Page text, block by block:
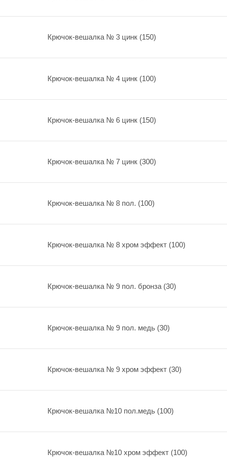
Крючок-вешалка № 3 цинк (150)
Крючок-вешалка № 4 цинк (100)
Крючок-вешалка № 6 цинк (150)
Крючок-вешалка № 7 цинк (300)
Крючок-вешалка № 8 пол. (100)
Крючок-вешалка № 8 хром эффект (100)
Крючок-вешалка № 9 пол. бронза (30)
Крючок-вешалка № 9 пол. медь (30)
Крючок-вешалка № 9 хром эффект (30)
Крючок-вешалка №10 пол.медь (100)
Крючок-вешалка №10 хром эффект (100)